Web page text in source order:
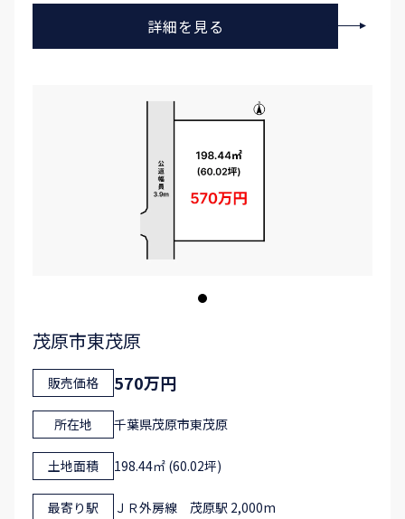
詳細を見る
茂原市東茂原
販売価格 570万円
所在地 千葉県茂原市東茂原
土地面積 198.44㎡ (60.02坪)
最寄り駅 ＪＲ外房線 茂原駅 2,000m